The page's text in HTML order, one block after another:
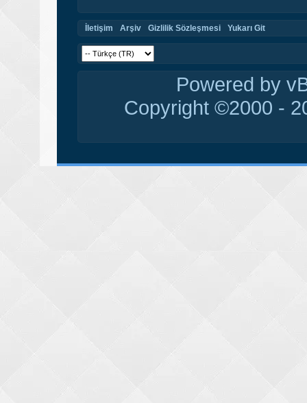
İletişim Arşiv Gizlilik Sözleşmesi Yukarı Git
Powered by
Copyright ©2000 -